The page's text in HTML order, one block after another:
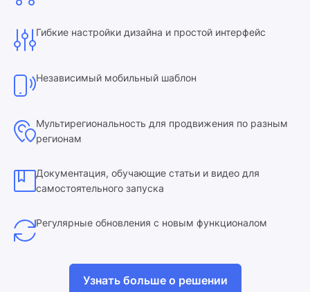
Гибкие настройки дизайна и простой интерфейс
Независимый мобильный шаблон
Мультирегиональность для продвижения по разным
регионам
Документация, обучающие статьи и видео для
самостоятельного запуска
Регулярные обновления с новым функционалом
Узнать больше о решении